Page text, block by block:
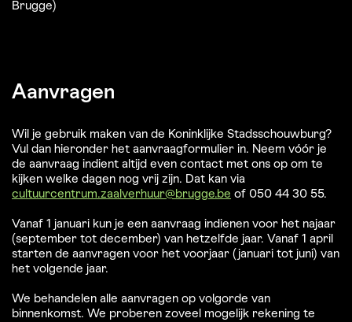
Brugge)
Aanvragen
Wil je gebruik maken van de Koninklijke Stadsschouwburg?
Vul dan hieronder het aanvraagformulier in. Neem vóór je
de aanvraag indient altijd even contact met ons op om te
kijken welke dagen nog vrij zijn. Dat kan via
cultuurcentrum.zaalverhuur@brugge.be of 050 44 30 55.
Vanaf 1 januari kun je een aanvraag indienen voor het najaar
(september tot december) van hetzelfde jaar. Vanaf 1 april
starten de aanvragen voor het voorjaar (januari tot juni) van
het volgende jaar.
We behandelen alle aanvragen op volgorde van
binnenkomst. We proberen zoveel mogelijk rekening te